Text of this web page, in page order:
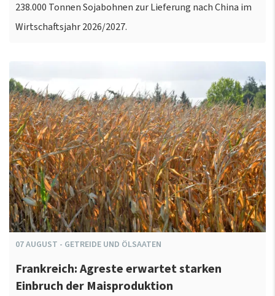
238.000 Tonnen Sojabohnen zur Lieferung nach China im
Wirtschaftsjahr 2026/2027.
07AUGUST - GETREIDE UND ÖLSAATEN
Frankreich: Agreste erwartet starken
Einbruch der Maisproduktion